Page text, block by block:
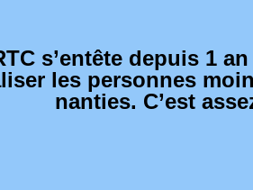
s’entête depuis 1 an
les personnes
nanties. C’est